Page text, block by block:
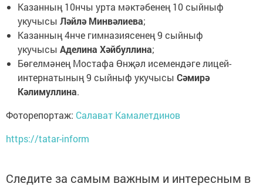
Казанның 10нчы урта мәктәбенең 10 сыйныф
укучысы Ләйлә Минвәлиева;
Казанның 4нче гимназиясенең 9 сыйныф
укучысы Аделина Хәйбуллина;
Бөгелмәнең Мостафа Өнҗәл исемендәге лицей-
интернатының 9 сыйныф укучысы Сәмирә
Кәлимуллина.
Фоторепортаж: Салават Камалетдинов
https://tatar-inform
Следите за самым важным и интересным в